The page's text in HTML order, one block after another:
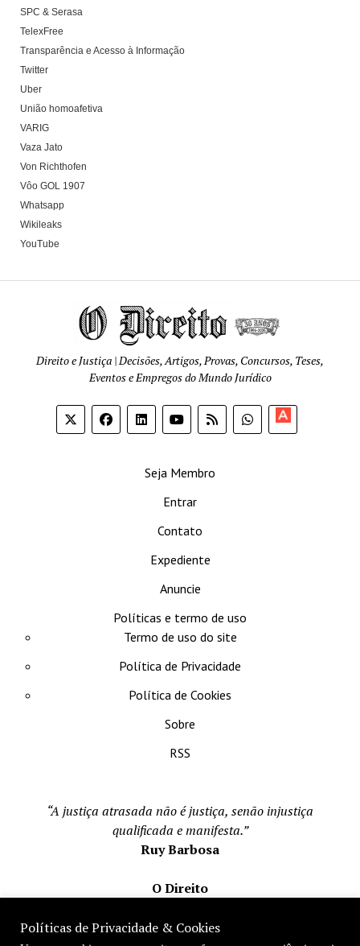
SPC & Serasa
TelexFree
Transparência e Acesso à Informação
Twitter
Uber
União homoafetiva
VARIG
Vaza Jato
Von Richthofen
Vôo GOL 1907
Whatsapp
Wikileaks
YouTube
Direito e Justiça | Decisões, Artigos, Provas, Concursos, Teses,
Eventos e Empregos do Mundo Jurídico
Seja Membro
Entrar
Contato
Expediente
Anuncie
Políticas e termo de uso
Termo de uso do site
Política de Privacidade
Política de Cookies
Sobre
RSS
“A justiça atrasada não é justiça, senão injustiça
qualificada e manifesta.”
Ruy Barbosa
O Direito
Políticas de Privacidade & Cookies